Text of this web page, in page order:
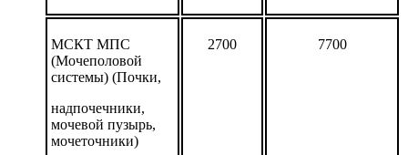
МСКТ МПС
(Мочеполовой
системы) (Почки,
надпочечники,
мочевой пузырь,
мочеточники)
2700 7700